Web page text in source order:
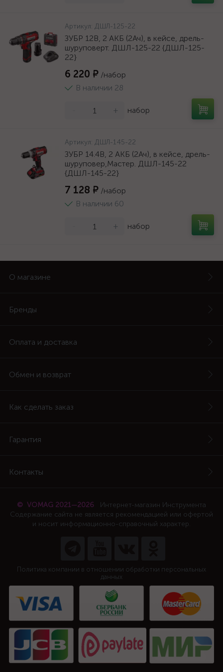
Артикул: ДШЛ-125-22
ЗУБР 12В, 2 АКБ (2Ач), в кейсе, дрель-
шуруповерт. ДШЛ-125-22 {ДШЛ-125-
22}
6 220 ₽ /набор
В наличии 28
+ набор
Артикул: ДШЛ-145-22
ЗУБР 14.4В, 2 АКБ (2Ач), в кейсе, дрель-
шуруповер,Мастер. ДШЛ-145-22
{ДШЛ-145-22}
7 128 ₽ /набор
В наличии 60
+ набор
О магазине
Бренды
Оплата и доставка
Обмен и возврат
Как сделать заказ
Гарантия
Контакты
© VOMAG 2021—2026
Интернет-магазин Инструмента
Содержание сайта не является рекомендацией или офертой
и носит информационно-справочный характер.
Политика компании в отношении обработки персональных
данных